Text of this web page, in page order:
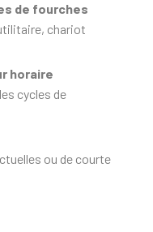
de fourches
chariot
horaire
cycles de
ou de courte